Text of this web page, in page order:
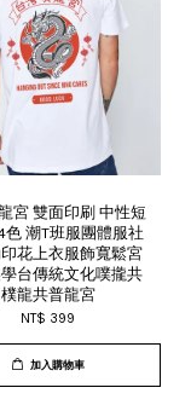
宮 雙面印刷 中性短
色 潮T班服團體服社
花上衣服飾寬鬆宮
台傳統文化噗攏共
樸龍共普龍宮
NT$ 399
加入購物車